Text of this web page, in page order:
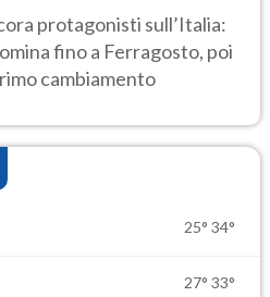
protagonisti sull’Italia:
fino a Ferragosto, poi
cambiamento
25° 34°
27° 33°